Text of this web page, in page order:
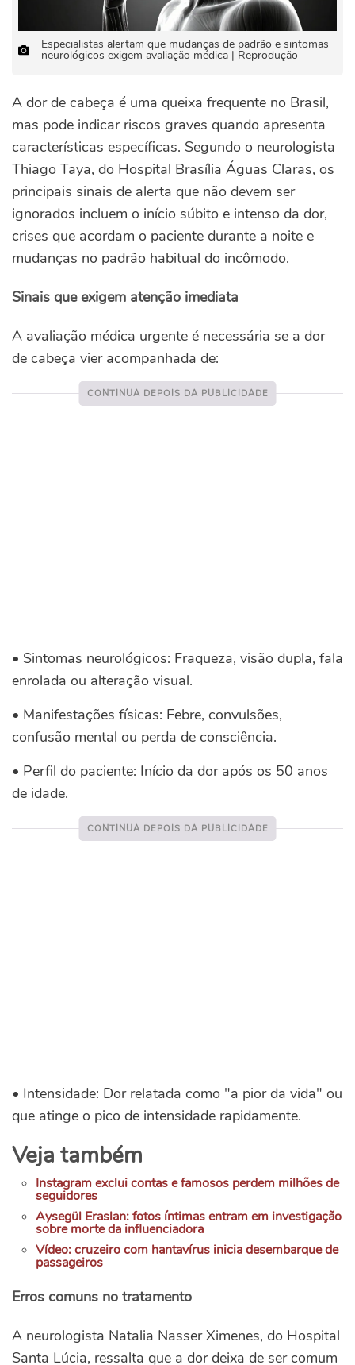
Especialistas alertam que mudanças de padrão e sintomas
neurológicos exigem avaliação médica | Reprodução
A dor de cabeça é uma queixa frequente no Brasil,
mas pode indicar riscos graves quando apresenta
características específicas. Segundo o neurologista
Thiago Taya, do Hospital Brasília Águas Claras, os
principais sinais de alerta que não devem ser
ignorados incluem o início súbito e intenso da dor,
crises que acordam o paciente durante a noite e
mudanças no padrão habitual do incômodo.
Sinais que exigem atenção imediata
A avaliação médica urgente é necessária se a dor
de cabeça vier acompanhada de:
• Sintomas neurológicos: Fraqueza, visão dupla, fala
enrolada ou alteração visual.
• Manifestações físicas: Febre, convulsões,
confusão mental ou perda de consciência.
• Perfil do paciente: Início da dor após os 50 anos
de idade.
• Intensidade: Dor relatada como "a pior da vida" ou
que atinge o pico de intensidade rapidamente.
Veja também
Instagram exclui contas e famosos perdem milhões de
seguidores
Aysegül Eraslan: fotos íntimas entram em investigação
sobre morte da influenciadora
Vídeo: cruzeiro com hantavírus inicia desembarque de
passageiros
Erros comuns no tratamento
A neurologista Natalia Nasser Ximenes, do Hospital
Santa Lúcia, ressalta que a dor deixa de ser comum